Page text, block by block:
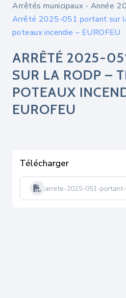
Arrêtés municipaux - Année
Arrêté 2025-051 portant sur
poteaux incendie – EUROFEU
ARRÊTÉ 2025-
SUR LA RODP –
POTEAUX
EUROFEU
Télécharger
arrete-2025-051-